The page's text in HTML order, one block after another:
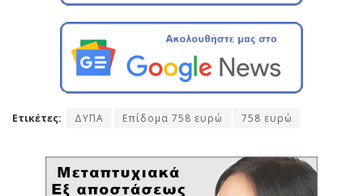
Ετικέτες: ΔΥΠΑ Επίδομα 758 ευρώ 758 ευρώ